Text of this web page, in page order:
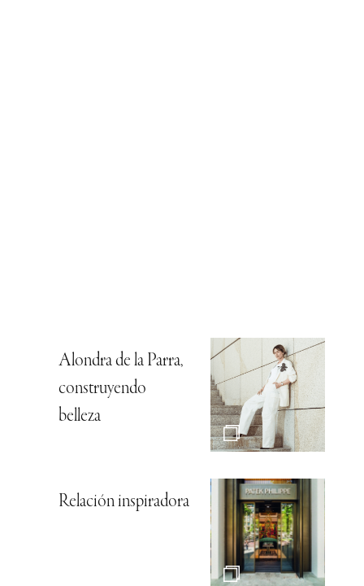
Alondra de la Parra,
construyendo
belleza
Relación inspiradora